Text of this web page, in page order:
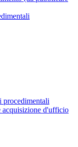
procedimentali
acquisizione d'ufficio